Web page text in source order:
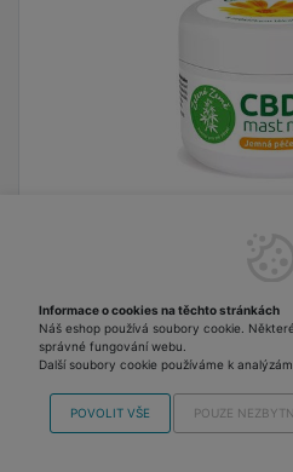
pomocník na různé kožní
olejem, díky kterému se
bolestivých kožních
mast vhodná?CBD (co je
vhodná na jakýkoliv kožní
218,20 Kč
Informace o cookies na těchto stránkách
Náš eshop používá soubory cookie.
správné fungování webu.
Další soubory cookie používáme k
POVOLIT VŠE POUZE